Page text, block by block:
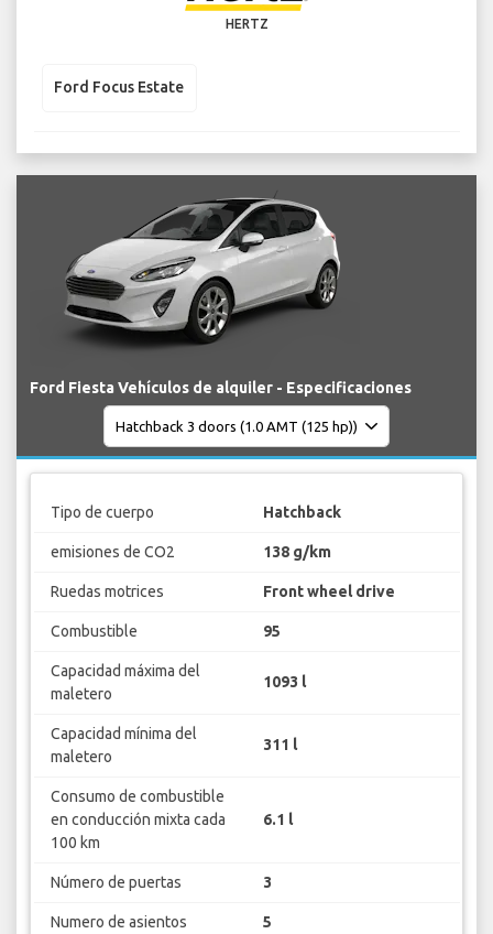
HERTZ
Ford Focus Estate
Ford Fiesta Vehículos de alquiler - Especificaciones
Tipo de cuerpo Hatchback
emisiones de CO2 138 g/km
Ruedas motrices Front wheel drive
Combustible 95
Capacidad máxima del
maletero
1093 l
Capacidad mínima del
maletero
311 l
Consumo de combustible
en conducción mixta cada
100 km
6.1 l
Número de puertas 3
Numero de asientos 5